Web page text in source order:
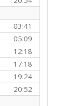
03:41
05:09
12:18
17:18
19:24
20:52